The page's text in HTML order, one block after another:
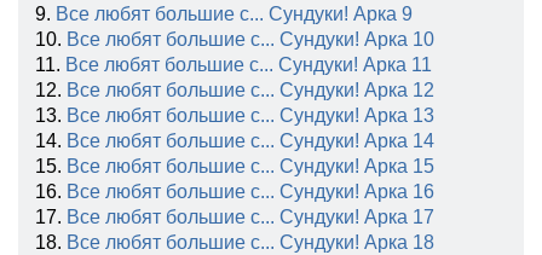
9. Все любят большие с... Сундуки! Арка 9
10. Все любят большие с... Сундуки! Арка 10
11. Все любят большие с... Сундуки! Арка 11
12. Все любят большие с... Сундуки! Арка 12
13. Все любят большие с... Сундуки! Арка 13
14. Все любят большие с... Сундуки! Арка 14
15. Все любят большие с... Сундуки! Арка 15
16. Все любят большие с... Сундуки! Арка 16
17. Все любят большие с... Сундуки! Арка 17
18. Все любят большие с... Сундуки! Арка 18